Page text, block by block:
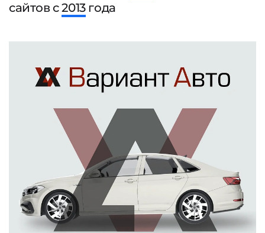
сайтов с2013года